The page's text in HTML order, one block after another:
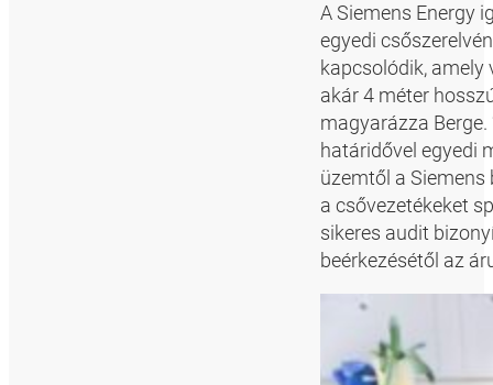
A Siemens Energy
egyedi
kapcsolódik,
akár 4 méter
magyarázza
határidővel egyedi
üzemtől a
a csővezetékeket
sikeres audit
beérkezésétől az